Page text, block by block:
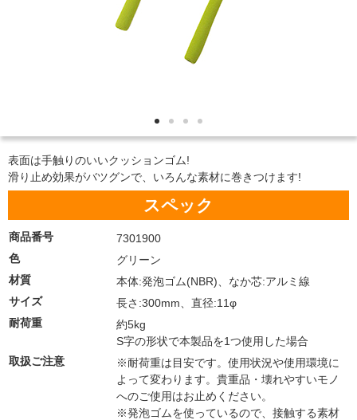
表面は手触りのいいクッションゴム!
滑り止め効果がバツグンで、いろんな素材に巻きつけます!
スペック
商品番号
7301900
色
グリーン
材質
本体:発泡ゴム(NBR)、なか芯:アルミ線
サイズ
長さ:300mm、直径:11φ
耐荷重
約5kg
S字の形状で本製品を1つ使用した場合
取扱ご注意
※耐荷重は目安です。使用状況や使用環境に
よって変わります。貴重品・壊れやすいモノ
へのご使用はお止めください。
※発泡ゴムを使っているので、接触する素材